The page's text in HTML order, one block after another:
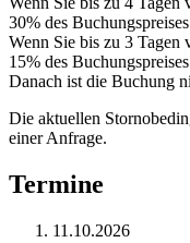
30% des
Wenn Sie bis zu 3 Tagen
15% des
Danach ist die Buchung
Die aktuellen
einer Anfrage.
Termine
11.10.2026